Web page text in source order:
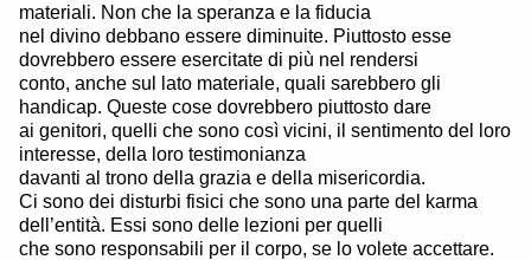
materiali. Non che la speranza e la fiducia
nel divino debbano essere diminuite. Piuttosto esse
dovrebbero essere esercitate di più nel rendersi
conto, anche sul lato materiale, quali sarebbero gli
handicap. Queste cose dovrebbero piuttosto dare
ai genitori, quelli che sono così vicini, il sentimento del loro
interesse, della loro testimonianza
davanti al trono della grazia e della misericordia.
Ci sono dei disturbi fisici che sono una parte del karma
dell’entità. Essi sono delle lezioni per quelli
che sono responsabili per il corpo, se lo volete accettare.